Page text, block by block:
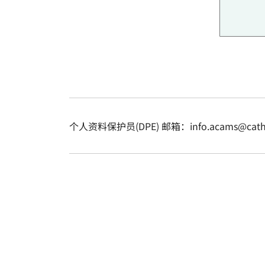
个人资料保护员(DPE) 邮箱：